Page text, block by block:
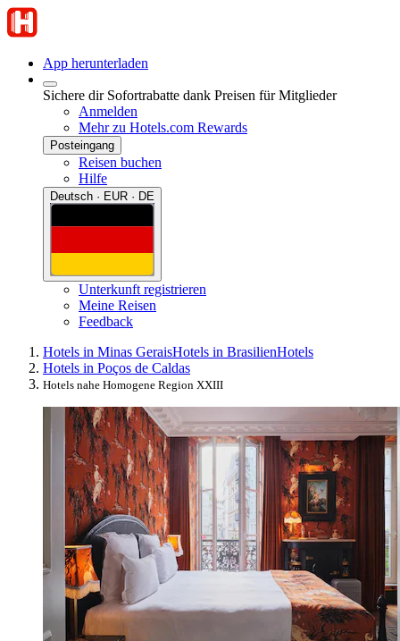
App herunterladen
Sichere dir Sofortrabatte dank Preisen für Mitglieder
Anmelden
Mehr zu Hotels.com Rewards
Posteingang
Reisen buchen
Hilfe
Deutsch · EUR · DE
Unterkunft registrieren
Meine Reisen
Feedback
Hotels in Minas GeraisHotels in BrasilienHotels
Hotels in Poços de Caldas
Hotels nahe Homogene Region XXIII